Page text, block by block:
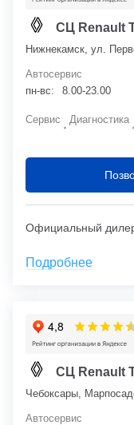
СЦ Renault
Нижнекамск, ул.
Автосервис
пн-вс:
8.00-23.00
Сервис Диагностика
Официальный
Подробнее
СЦ Renault
Чебоксары,
Автосервис